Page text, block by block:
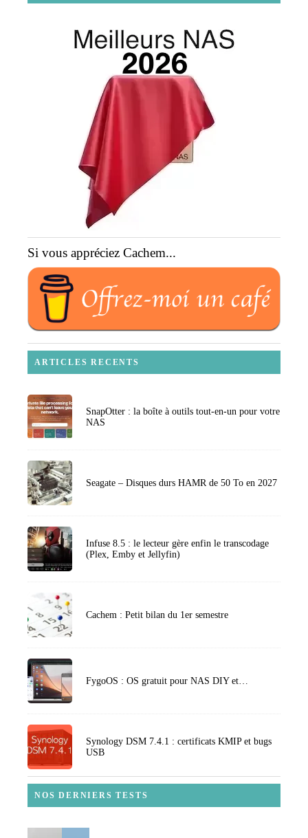
Si vous appréciez Cachem...
ARTICLES RECENTS
SnapOtter : la boîte à outils tout-en-un pour votre
NAS
Seagate – Disques durs HAMR de 50 To en 2027
Infuse 8.5 : le lecteur gère enfin le transcodage
(Plex, Emby et Jellyfin)
Cachem : Petit bilan du 1er semestre
FygoOS : OS gratuit pour NAS DIY et…
Synology DSM 7.4.1 : certificats KMIP et bugs
USB
NOS DERNIERS TESTS